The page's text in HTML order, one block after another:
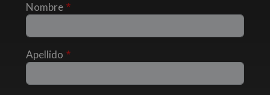
Nombre
Apellido